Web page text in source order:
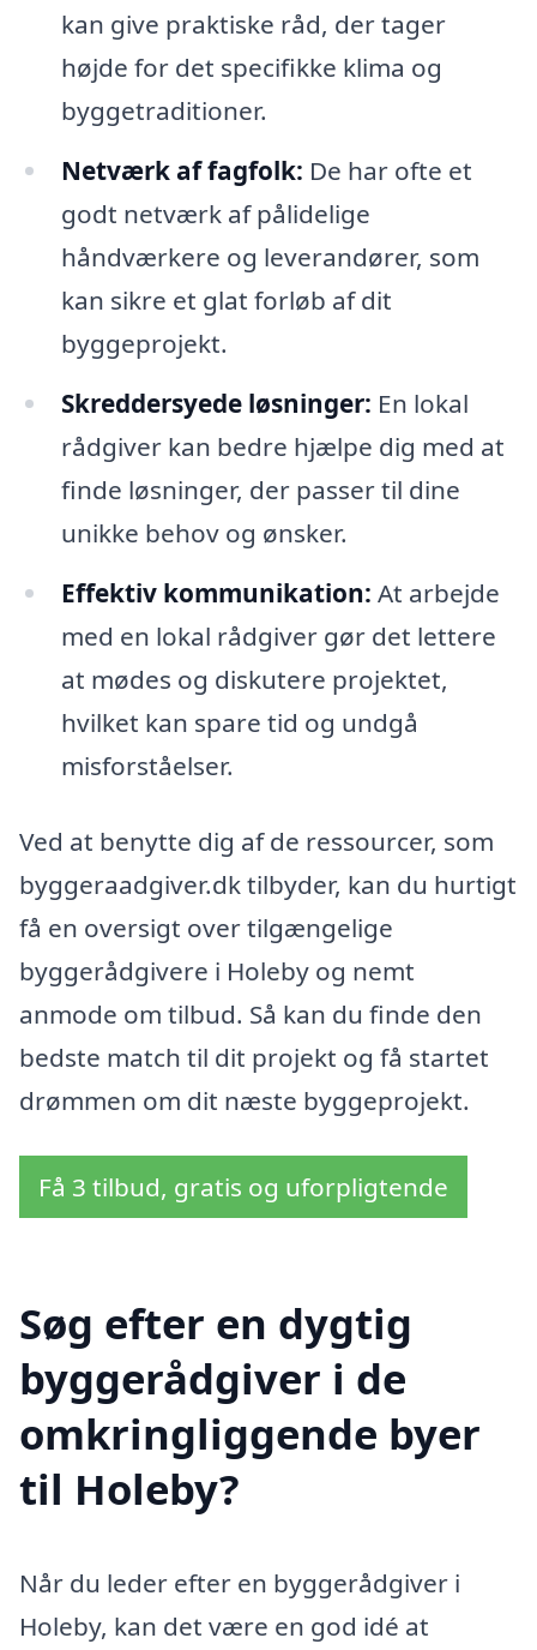
kan give praktiske råd, der tager
højde for det specifikke klima og
byggetraditioner.
Netværk af fagfolk: De har ofte et
godt netværk af pålidelige
håndværkere og leverandører, som
kan sikre et glat forløb af dit
byggeprojekt.
Skreddersyede løsninger: En lokal
rådgiver kan bedre hjælpe dig med at
finde løsninger, der passer til dine
unikke behov og ønsker.
Effektiv kommunikation: At arbejde
med en lokal rådgiver gør det lettere
at mødes og diskutere projektet,
hvilket kan spare tid og undgå
misforståelser.
Ved at benytte dig af de ressourcer, som
byggeraadgiver.dk tilbyder, kan du hurtigt
få en oversigt over tilgængelige
byggerådgivere i Holeby og nemt
anmode om tilbud. Så kan du finde den
bedste match til dit projekt og få startet
drømmen om dit næste byggeprojekt.
Få 3 tilbud, gratis og uforpligtende
Søg efter en dygtig
byggerådgiver i de
omkringliggende byer
til Holeby?
Når du leder efter en byggerådgiver i
Holeby, kan det være en god idé at